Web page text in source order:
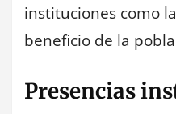
instituciones como
beneficio de la
Presencias